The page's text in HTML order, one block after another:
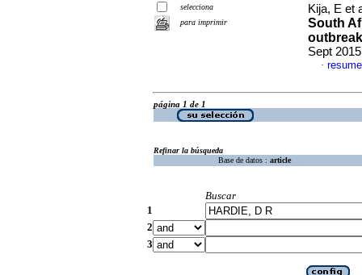
selecciona
para imprimir
Kija, E et
South
Sept
·
página 1 de 1
Refinar la búsqueda
Base de datos : article
Buscar
1
2
3